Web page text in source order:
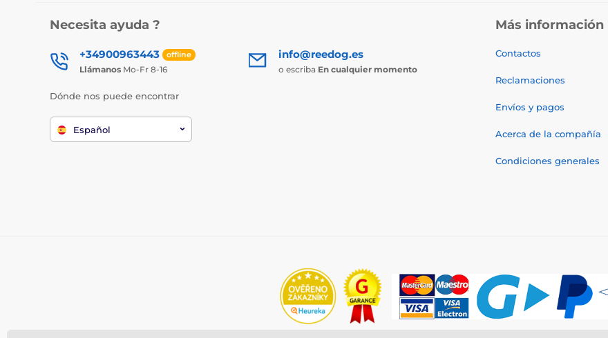
Necesita ayuda ?
+34900963443 offline
Llámanos Mo-Fr 8-16
info@reedog.es
o escriba En cualquier momento
Dónde nos puede encontrar
Español
Más información
Contactos
Reclamaciones
Envíos y pagos
Acerca de la compañía
Condiciones generales